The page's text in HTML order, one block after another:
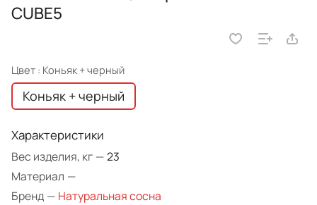
CUBE5
Цвет : Коньяк + черный
Коньяк + черный
Характеристики
Вес изделия, кг —23
Материал —
Бренд — Натуральная сосна